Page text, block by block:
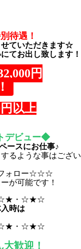
待遇！
せていただきます☆
てお出し致します！
円
以上
デビュー◆
ースにお仕事♪
るような事はござい
フォロー☆☆☆
が可能です！
・☆★☆
時は
・☆★☆
歓迎！